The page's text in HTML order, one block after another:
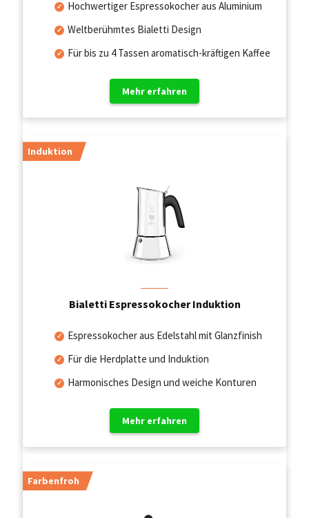
Hochwertiger Espressokocher aus Aluminium
Weltberühmtes Bialetti Design
Für bis zu 4 Tassen aromatisch-kräftigen Kaffee
Mehr erfahren
Induktion
Bialetti Espressokocher Induktion
Espressokocher aus Edelstahl mit Glanzfinish
Für die Herdplatte und Induktion
Harmonisches Design und weiche Konturen
Mehr erfahren
Farbenfroh